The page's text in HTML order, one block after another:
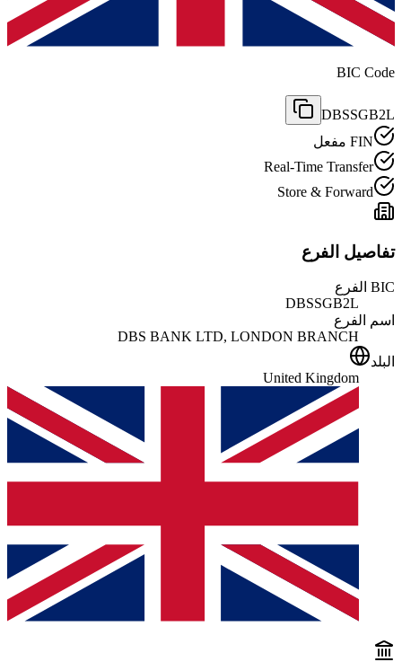
BIC Code
DBSSGB2L
FIN مفعل
Real-Time Transfer
Store & Forward
تفاصيل الفرع
BIC الفرع
DBSSGB2L
اسم الفرع
DBS BANK LTD, LONDON BRANCH
البلد
United Kingdom